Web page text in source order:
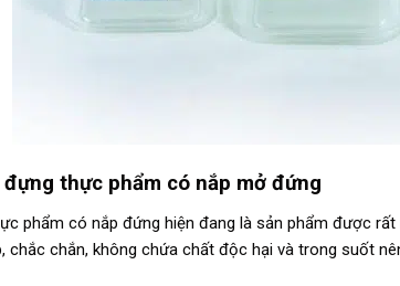
thực phẩm có nắp mở đứng
phẩm có nắp đứng hiện đang là sản phẩm được
chắc chắn, không chứa chất độc hại và trong suốt